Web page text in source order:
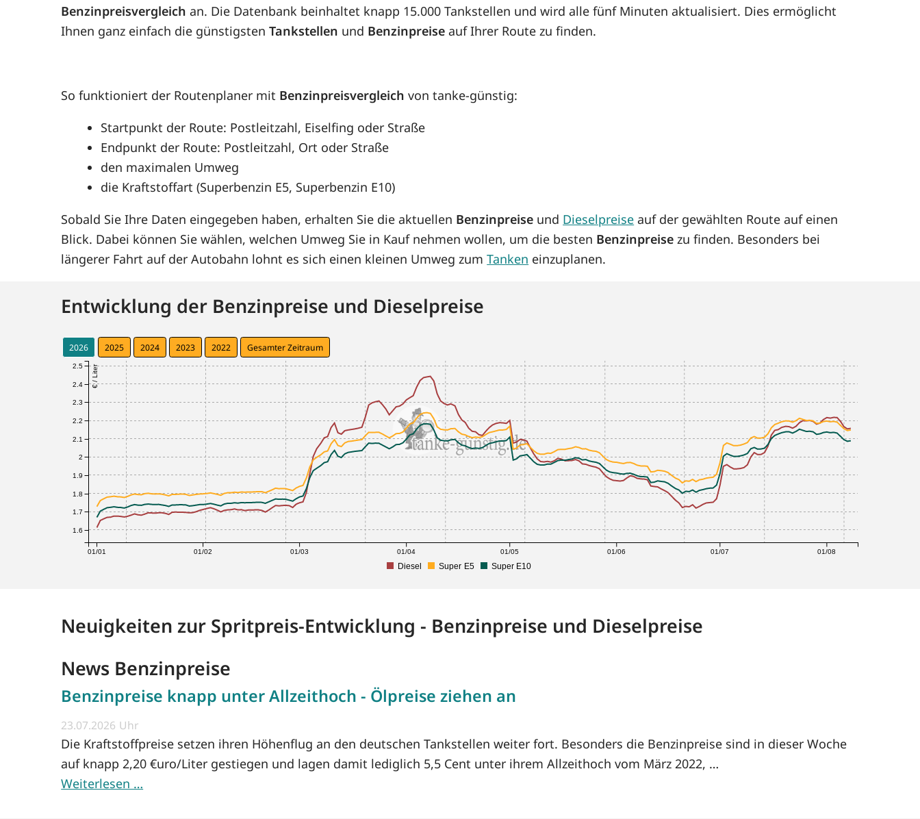
Benzinpreisvergleich an. Die Datenbank beinhaltet knapp 15.000 Tankstellen und wird alle fünf Minuten aktualisiert. Dies ermöglicht
Ihnen ganz einfach die günstigstenTankstellen und Benzinpreise auf Ihrer Route zu finden.
So funktioniert der Routenplaner mit Benzinpreisvergleich von tanke-günstig:
Startpunkt der Route: Postleitzahl, Eiselfing oder Straße
Endpunkt der Route: Postleitzahl, Ort oder Straße
den maximalen Umweg
die Kraftstoffart (Superbenzin E5, Superbenzin E10)
Sobald Sie Ihre Daten eingegeben haben, erhalten Sie die aktuellen Benzinpreise und Dieselpreise auf der gewählten Route auf einen
Blick. Dabei können Sie wählen, welchen Umweg Sie in Kauf nehmen wollen, um die besten Benzinpreise zu finden. Besonders bei
längerer Fahrt auf der Autobahn lohnt es sich einen kleinen Umweg zumTanken einzuplanen.
Entwicklung der Benzinpreise und Dieselpreise
2026 2025 2024 2023 2022 Gesamter Zeitraum
01/01 01/02 01/03 01/04 01/05 01/06 01/07 01/08
€ / Liter
1.6
1.7
1.8
1.9
2
2.1
2.2
2.3
2.4
2.5
Diesel Super E5 Super E10
Neuigkeiten zur Spritpreis-Entwicklung - Benzinpreise und Dieselpreise
News Benzinpreise
Benzinpreise knapp unter Allzeithoch - Ölpreise ziehen an
23.07.2026
Die Kraftstoffpreise setzen ihren Höhenflug an den deutschen Tankstellen weiter fort. Besonders die Benzinpreise sind in dieser Woche
auf knapp 2,20 €uro/Liter gestiegen und lagen damit lediglich 5,5 Cent unter ihrem Allzeithoch vom März 2022, …
Weiterlesen …